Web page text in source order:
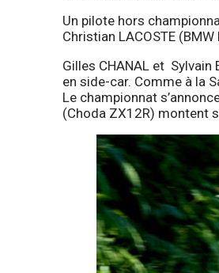
Un pilote hors
Christian LACOSTE
Gilles CHANAL et
en side-car. Comme à la
Le championnat
(Choda ZX12R) montent